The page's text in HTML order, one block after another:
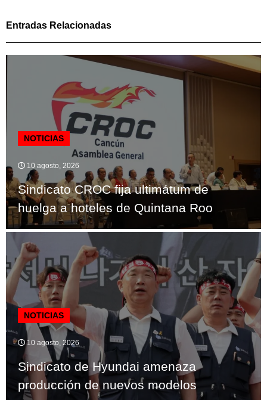
Entradas Relacionadas
NOTICIAS
10 agosto, 2026
Sindicato CROC fija ultimátum de
huelga a hoteles de Quintana Roo
NOTICIAS
10 agosto, 2026
Sindicato de Hyundai amenaza
producción de nuevos modelos